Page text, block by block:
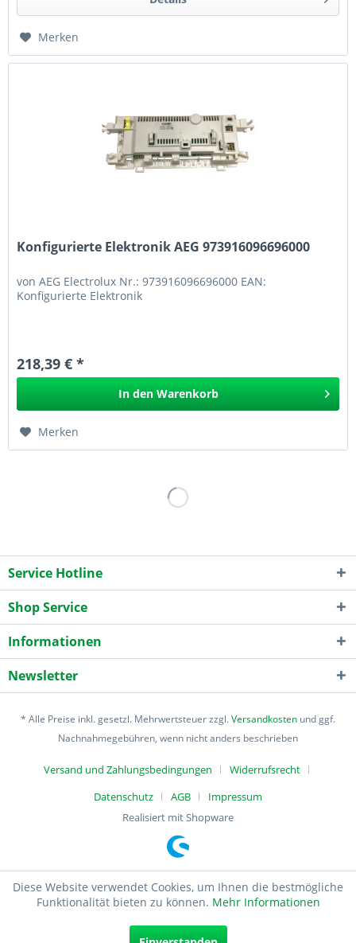
Merken
Konfigurierte Elektronik AEG 973916096696000
von AEG Electrolux Nr.: 973916096696000 EAN:
Konfigurierte Elektronik
218,39 € *
In den Warenkorb
Merken
Service Hotline
Shop Service
Informationen
Newsletter
* Alle Preise inkl. gesetzl. Mehrwertsteuer zzgl.Versandkosten und ggf.
Nachnahmegebühren, wenn nicht anders beschrieben
Versand und Zahlungsbedingungen
Widerrufsrecht
Datenschutz
AGB
Impressum
Realisiert mit Shopware
Diese Website verwendet Cookies, um Ihnen die bestmögliche
Funktionalität bieten zu können. Mehr Informationen